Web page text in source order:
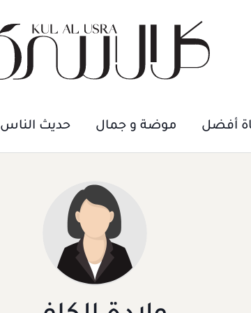
أفضل موضة و جمال حديث الناس